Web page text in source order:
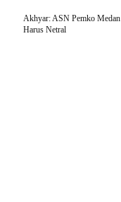
Akhyar: ASN Pemko Medan
Harus Netral